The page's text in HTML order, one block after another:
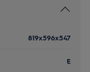
819x596x547
E